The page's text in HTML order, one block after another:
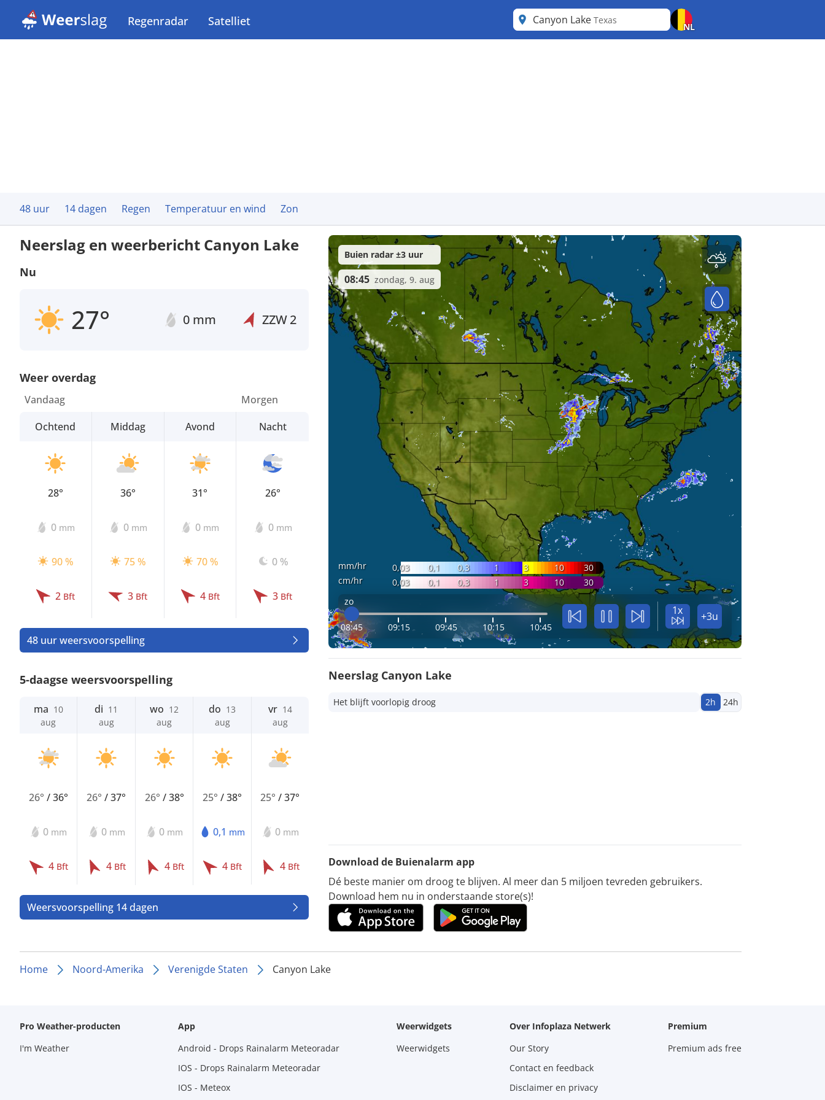
Regenradar Satelliet Canyon Lake Texas
NL
48 uur 14 dagen Regen Temperatuur en wind Zon
Neerslag en weerbericht Canyon Lake
Nu
27° 0 mm ZZW2
Weer overdag
Vandaag
Ochtend
28°
0 mm
90 %
2 Bft
Middag
36°
0 mm
75 %
3 Bft
Avond
31°
0 mm
70 %
4 Bft
Morgen
Nacht
26°
0 mm
0 %
3 Bft
48 uur weersvoorspelling
5-daagse weersvoorspelling
ma 10
aug
26° /36°
0 mm
4 Bft
di 11
aug
26°/37°
0 mm
4 Bft
wo 12
aug
26° /38°
0 mm
4 Bft
do 13
aug
25°/38°
0,1 mm
4 Bft
vr 14
aug
25°/37°
0 mm
4 Bft
Weersvoorspelling 14 dagen
mm/hr 0,03 0,1 0,3 1 3 10
30
cm/hr
0,03 0,1 0,3 1 3 10
30
zo
08:45 09:15 09:45 10:15 10:45
1x +3u
Buien radar ±3 uur
08:45 zondag, 9. aug
Neerslag Canyon Lake
Het blijft voorlopig droog 2h 24h
Download de Buienalarm app
Dé beste manier om droog te blijven. Al meer dan 5 miljoen tevreden gebruikers.
Download hem nu in onderstaande store(s)!
Home Noord-Amerika Verenigde Staten Canyon Lake
Pro Weather-producten
I'm Weather
App
Android - Drops Rainalarm Meteoradar
IOS - Drops Rainalarm Meteoradar
IOS - Meteox
Weerwidgets
Weerwidgets
Over Infoplaza Netwerk
Our Story
Contact en feedback
Disclaimer en privacy
Premium
Premium ads free